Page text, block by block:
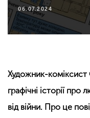
06.07.2024
Художник-коміксист
графічні історії про
від війни. Про це